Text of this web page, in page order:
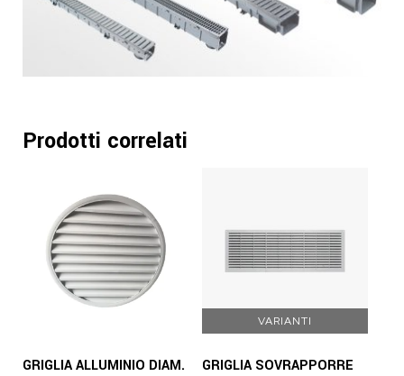
Prodotti correlati
GRIGLIA ALLUMINIO DIAM.
VARIANTI
GRIGLIA SOVRAPPORRE